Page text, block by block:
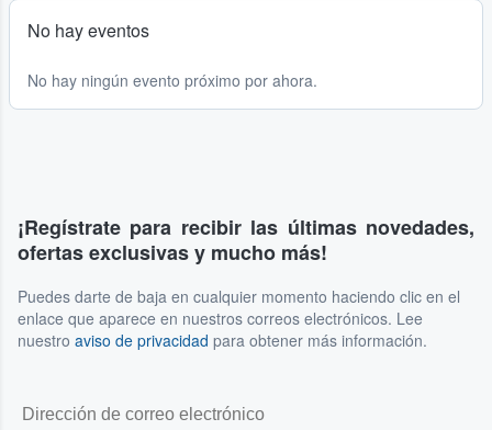
No hay eventos
No hay ningún evento próximo por ahora.
¡Regístrate para recibir las últimas novedades,
ofertas exclusivas y mucho más!
Puedes darte de baja en cualquier momento haciendo clic en el
enlace que aparece en nuestros correos electrónicos. Lee
nuestro aviso de privacidad para obtener más información.